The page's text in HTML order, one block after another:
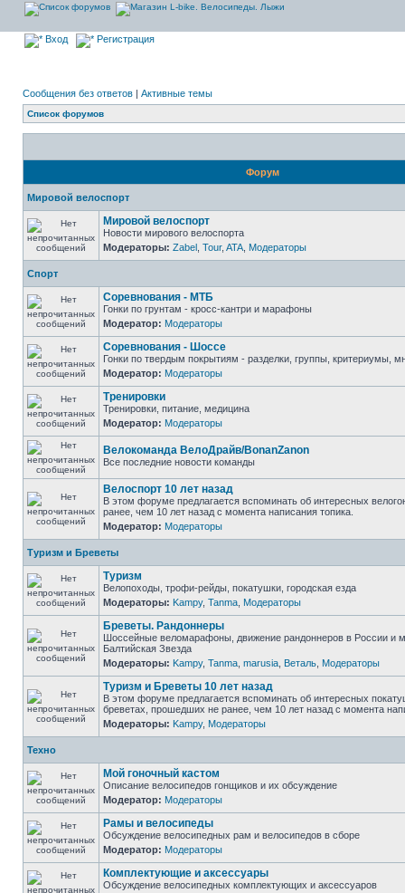
Вход Регистрация
Сообщения без ответов | Активные темы
Список форумов
Форум
Мировой велоспорт
Мировой велоспорт
Новости мирового велоспорта
Модераторы: Zabel Tour, ATA Модераторы
Спорт
Соревнования - МТБ
Гонки по грунтам - кросс-кантри и марафоны
Модератор: Модераторы
Соревнования - Шоссе
Гонки по твердым покрытиям - разделки, группы, критериумы,
Модератор: Модераторы
Тренировки
Тренировки, питание, медицина
Модератор: Модераторы
Велокоманда ВелоДрайв/BonanZanon
Все последние новости команды
Велоспорт 10 лет назад
В этом форуме предлагается вспоминать об интересных
ранее, чем 10 лет назад с момента написания топика.
Модератор: Модераторы
Туризм и Бреветы
Туризм
Велопоходы, трофи-рейды, покатушки, городская езда
Модераторы: Kampy, Tanma Модераторы
Бреветы. Рандоннеры
Шоссейные веломарафоны, движение рандоннеров в России и
Балтийская Звезда
Модераторы: Kampy, Tanma marusia Веталь Модераторы
Туризм и Бреветы 10 лет назад
В этом форуме предлагается вспоминать об интересных
бреветах, прошедших не ранее, чем 10 лет назад с момента
Модераторы: Kampy, Модераторы
Техно
Мой гоночный кастом
Описание велосипедов гонщиков и их обсуждение
Модератор: Модераторы
Рамы и велосипеды
Обсуждение велосипедных рам и велосипедов в сборе
Модератор: Модераторы
Комплектующие и аксессуары
Обсуждение велосипедных комплектующих и аксессуаров